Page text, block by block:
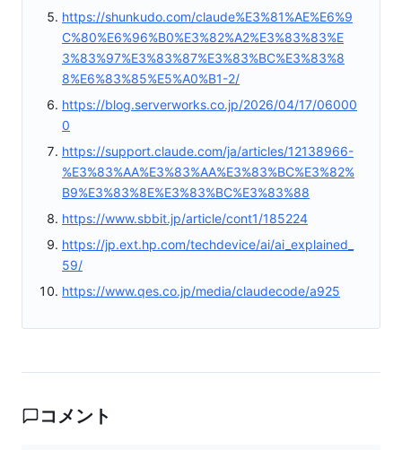
https://shunkudo.com/claude%E3%81%AE%E6%9
C%80%E6%96%B0%E3%82%A2%E3%83%83%E
3%83%97%E3%83%87%E3%83%BC%E3%83%8
8%E6%83%85%E5%A0%B1-2/
https://blog.serverworks.co.jp/2026/04/17/06000
0
https://support.claude.com/ja/articles/12138966-
%E3%83%AA%E3%83%AA%E3%83%BC%E3%82%
B9%E3%83%8E%E3%83%BC%E3%83%88
https://www.sbbit.jp/article/cont1/185224
https://jp.ext.hp.com/techdevice/ai/ai_explained_
59/
https://www.qes.co.jp/media/claudecode/a925
コメント